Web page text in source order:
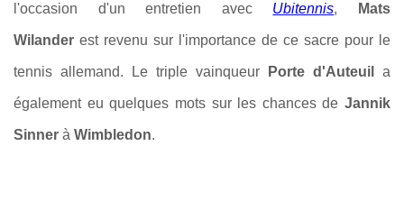
l'occasion d'un entretien avec Ubitennis, Mats
Wilander est revenu sur l'importance de ce sacre pour le
tennis allemand. Le triple vainqueur Porte d'Auteuil a
également eu quelques mots sur les chances de Jannik
Sinner à Wimbledon.